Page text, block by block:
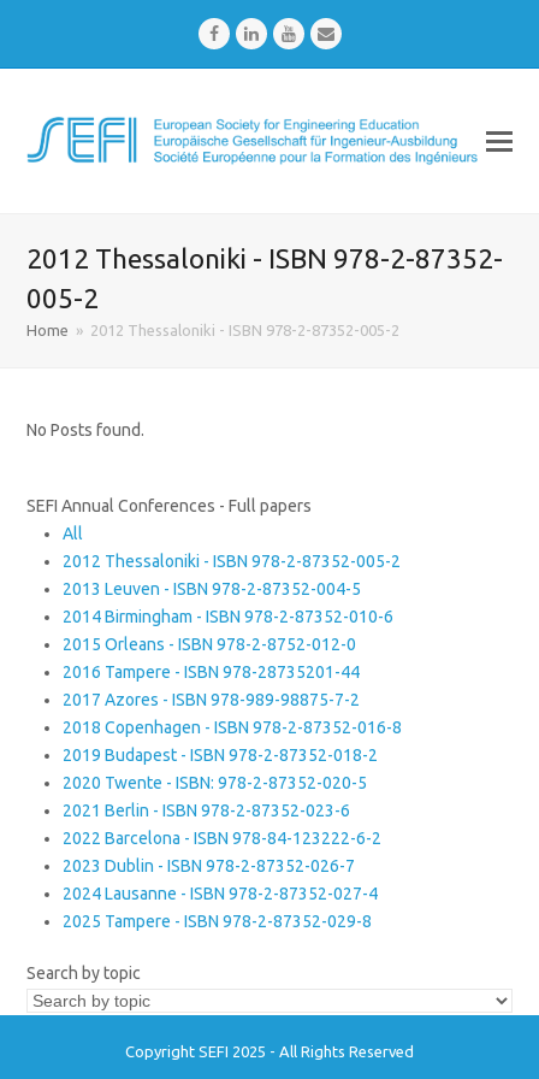
FacebookLinkedInYoutubeEmail
2012 Thessaloniki - ISBN 978-2-87352-
005-2
Home » 2012 Thessaloniki - ISBN 978-2-87352-005-2
No Posts found.
SEFI Annual Conferences - Full papers
All
2012 Thessaloniki - ISBN 978-2-87352-005-2
2013 Leuven - ISBN 978-2-87352-004-5
2014 Birmingham - ISBN 978-2-87352-010-6
2015 Orleans - ISBN 978-2-8752-012-0
2016 Tampere - ISBN 978-28735201-44
2017 Azores - ISBN 978-989-98875-7-2
2018 Copenhagen - ISBN 978-2-87352-016-8
2019 Budapest - ISBN 978-2-87352-018-2
2020 Twente - ISBN: 978-2-87352-020-5
2021 Berlin - ISBN 978-2-87352-023-6
2022 Barcelona - ISBN 978-84-123222-6-2
2023 Dublin - ISBN 978-2-87352-026-7
2024 Lausanne - ISBN 978-2-87352-027-4
2025 Tampere - ISBN 978-2-87352-029-8
Search by topic
Copyright SEFI 2025 - All Rights Reserved